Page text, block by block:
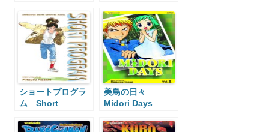
ショートプログラ
ム Short
美鳥の日々
Midori Days